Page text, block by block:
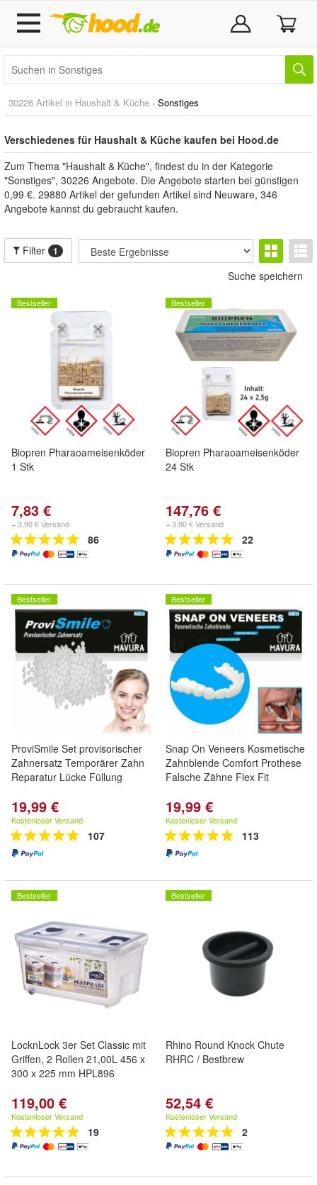
30226 Artikel in Haushalt & Küche › Sonstiges
Verschiedenes für Haushalt & Küche kaufen bei Hood.de
Zum Thema "Haushalt & Küche", findest du in der Kategorie
"Sonstiges", 30226 Angebote. Die Angebote starten bei günstigen
0,99 €. 29880 Artikel der gefunden Artikel sind Neuware, 346
Angebote kannst du gebraucht kaufen.
Filter 1
Suche speichern
Bestseller
Biopren Pharaoameisenköder
1 Stk
7,83 €
+ 3,90 € Versand
86
Bestseller
Biopren Pharaoameisenköder
24 Stk
147,76 €
+ 3,90 € Versand
22
Bestseller
ProviSmile Set provisorischer
Zahnersatz Temporärer Zahn
Reparatur Lücke Füllung
19,99 €
Kostenloser Versand
107
Bestseller
Snap On Veneers Kosmetische
Zahnblende Comfort Prothese
Falsche Zähne Flex Fit
19,99 €
Kostenloser Versand
113
Bestseller
LocknLock 3er Set Classic mit
Griffen, 2 Rollen 21,00L 456 x
300 x 225 mm HPL896
119,00 €
Kostenloser Versand
19
Bestseller
Rhino Round Knock Chute
RHRC / Bestbrew
52,54 €
Kostenloser Versand
2